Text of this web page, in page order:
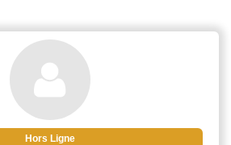
Corse du Sud, surplombant le fleuve et à
moins de 400 m de la plage, la Résidence
Capu Seninu propose 20 appartements du
studio au T3, entièrement rénovés en 2015.
Hors Ligne